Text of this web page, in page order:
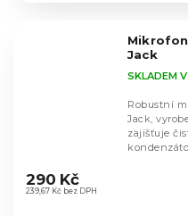
Jack
hodnocení
produktu
SKLADEM
239,67 Kč bez DPH
290 Kč
Robustní
Jack,
zajišťuje